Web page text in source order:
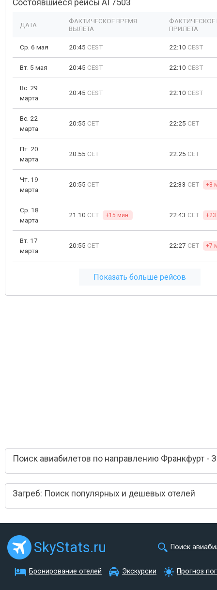
Состоявшиеся рейсы AI 7503
ДАТА
ФАКТИЧЕСКОЕ ВРЕМЯ
ВЫЛЕТА
ФАКТИЧЕСКОЕ
ПРИЛЕТА
Ср. 6 мая 20:45 CEST 22:10 CEST
Вт. 5 мая 20:45 CEST 22:10 CEST
Вс. 29
марта
20:45 CEST 22:10 CEST
Вс. 22
марта
20:55 CET 22:25 CET
Пт. 20
марта
20:55 CET 22:25 CET
Чт. 19
марта
20:55 CET 22:33 CET +8
Ср. 18
марта
21:10 CET +15 мин. 22:43 CET
Вт. 17
марта
20:55 CET 22:27 CET +7
Показать больше рейсов
Поиск авиабилетов по направлению Франкфурт -
Загреб: Поиск популярных и дешевых отелей
SkyStats.ru Поиск
Бронирование отелей Экскурсии Прогноз